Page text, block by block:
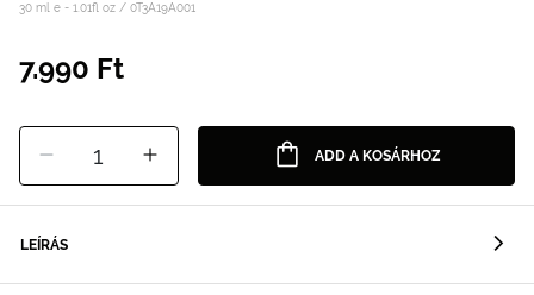
30 ml e - 1.01fl oz / 0T3A19A001
7.990 Ft
1 ADD A KOSÁRHOZ
LEÍRÁS